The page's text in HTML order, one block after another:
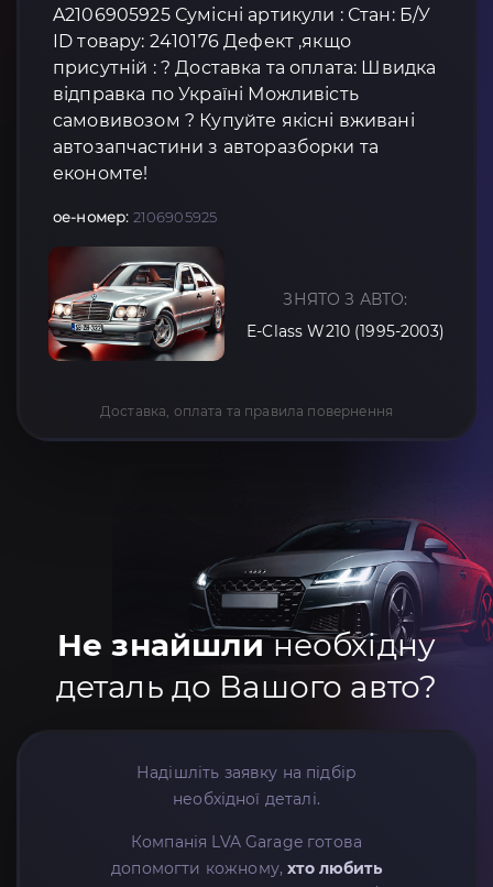
A2106905925 Сумісні артикули : Стан: Б/У
ID товару: 2410176 Дефект ,якщо
присутній : ? Доставка та оплата: Швидка
відправка по Україні Можливість
самовивозом ? Купуйте якісні вживані
автозапчастини з авторазборки та
економте!
oe-номер: 2106905925
ЗНЯТО З АВТО:
E-Class W210 (1995-2003)
Доставка, оплата та правила повернення
Не знайшлинеобхідну
деталь до Вашого авто?
Надішліть заявку на підбір
необхідної деталі.
Компанія LVA Garage готова
допомогти кожному,хто любить